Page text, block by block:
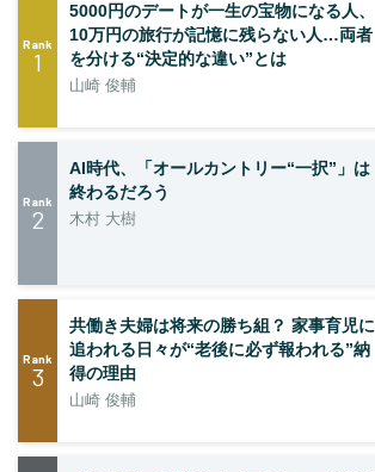
Rank
1
5000円のデートが一生の宝物になる人、
10万円の旅行が記憶に残らない人…両者
を分ける“決定的な違い”とは
山崎 俊輔
Rank
2
AI時代、「オールカントリー“一択”」は
終わるだろう
木村 大樹
Rank
3
共働き夫婦は将来の勝ち組？ 家事育児に
追われる日々が“老後に必ず報われる”納
得の理由
山崎 俊輔